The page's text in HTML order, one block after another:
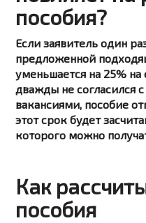
пособия?
Если заявитель один
предложенной
уменьшается на 25%
дважды не согласился
вакансиями, пособие
этот срок будет
которого можно
Как
пособия